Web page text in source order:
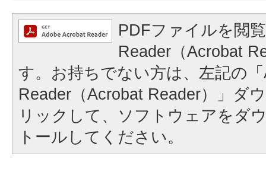
PDFファイルを閲
Reader（Acrobat
す。お持ちでない方は、左記の
Reader（Acrobat Reader）」ダ
リックして、ソフトウェアをダ
トールしてください。